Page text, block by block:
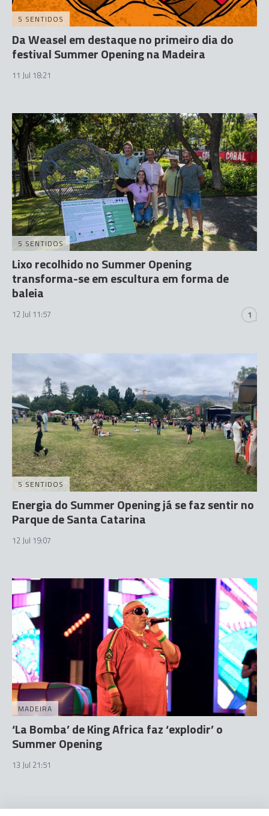
5 SENTIDOS
Da Weasel em destaque no primeiro dia do
festival Summer Opening na Madeira
11 Jul 18:21
5 SENTIDOS
Lixo recolhido no Summer Opening
transforma-se em escultura em forma de
baleia
12 Jul 11:57 1
5 SENTIDOS
Energia do Summer Opening já se faz sentir no
Parque de Santa Catarina
12 Jul 19:07
MADEIRA
‘La Bomba’ de King Africa faz ‘explodir’ o
Summer Opening
13 Jul 21:51